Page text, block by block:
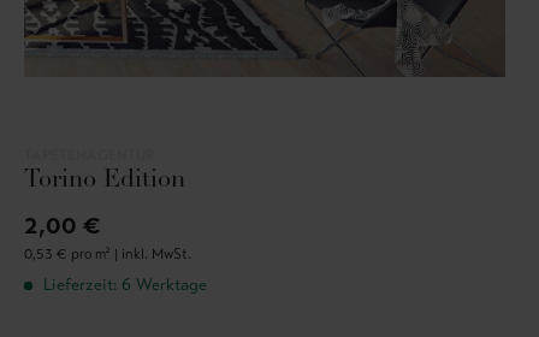
Torino Edition
2,00 €
0,53 € pro m² | inkl. MwSt.
Lieferzeit: 6 Werktage